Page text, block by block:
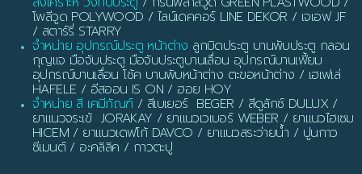
โพลีวูด POLYWOOD / ไลน์เดคคอร์ LINE DEKOR / เจเอฟ JF
/ สตาร์รี่ STARRY
จำหน่าย อุปกรณ์ประตู หน้าต่าง ลูกบิดประตู บานพับประตู กลอน
กุญแจ มือจับประตู มือจับประตูบานเลื่อน อุปกรณ์บานเฟี้ยม
อุปกรณ์บานเลื่อน โช้ค บานพับหน้าต่าง ตะขอหน้าต่าง / เฮเฟเล่
HAFELE / อีสออน IS ON / ฮอย HOY
จำหน่าย สี เคมีภัณฑ์/ สีเบเยอร์ BEGER / สีดูลักซ์ DULUX /
ยาแนวจระเข้ JORAKAY / ยาแนวเวเบอร์ WEBER / ยาแนวไฮเซม
HICEM / ยาแนวเดฟโก้ DAVCO / ยาแนวสระว่ายน้ำ / ปูนกาว
ซีเมนต์ / อะคลิลิค / กาวตะปู